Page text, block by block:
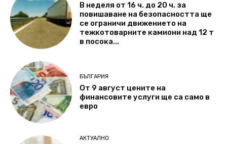
В неделя от 16 ч. до 20 ч. за
повишаване на безопасността ще
се ограничи движението на
тежкотоварните камиони над 12 т
в посока...
БЪЛГАРИЯ
От 9 август цените на
финансовите услуги ще са само в
евро
АКТУАЛНО